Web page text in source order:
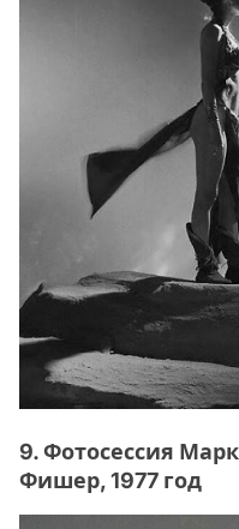
9. Фотосессия
Фишер, 1977 год